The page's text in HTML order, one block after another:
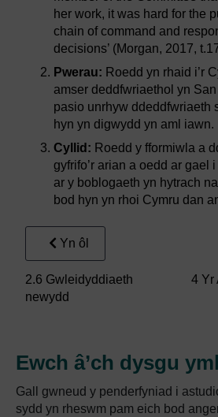
her work, it was hard for the
chain of command and
decisions’ (Morgan, 2017,
Pwerau: Roedd yn rhaid i’r
amser deddfwriaethol yn
pasio unrhyw ddeddfwriaeth
hyn yn digwydd yn aml iawn.
Cyllid: Roedd y fformiwla a
gyfrifo’r arian a oedd ar gael
ar y boblogaeth yn hytrach
bod hyn yn rhoi Cymru dan
Yn ôl
2.6 Gwleidyddiaeth
newydd
4 Yr
Ewch â’ch dysgu
Gall gwneud y penderfyniad i
sydd yn rheswm pam eich bod